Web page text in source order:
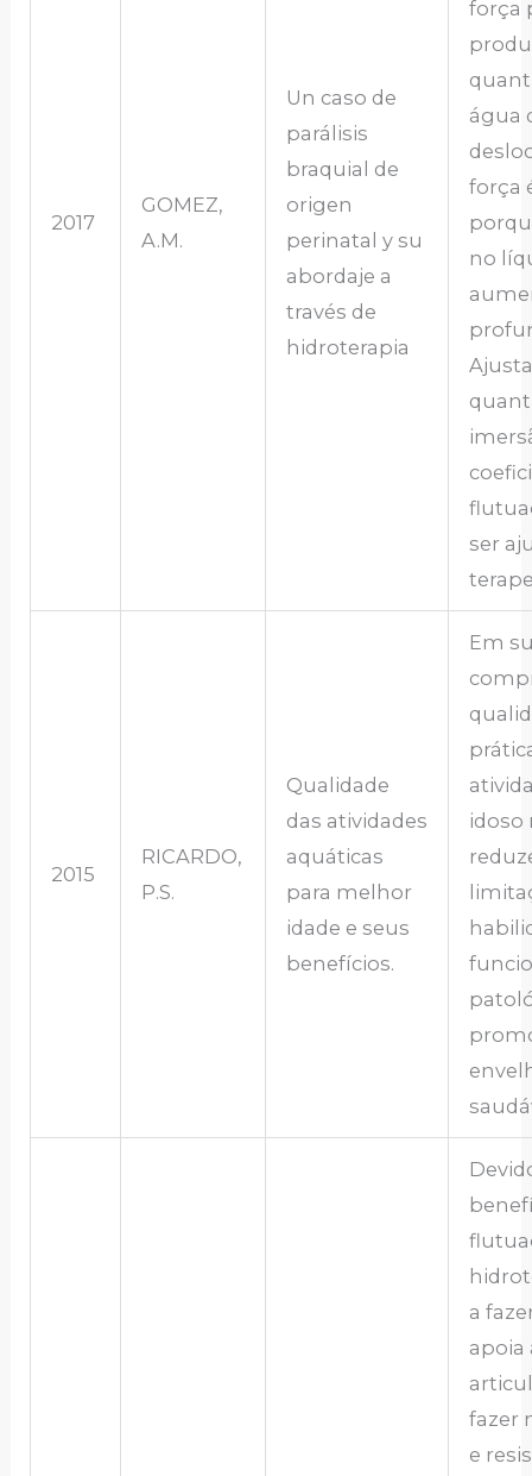
2017
GOMEZ,
A.M.
Un caso de
parálisis
braquial de
origen
perinatal y su
abordaje a
través de
hidroterapia
força
água
força
no
ser
2015
RICARDO,
P.S.
Qualidade
das atividades
aquáticas
para melhor
idade e seus
benefícios.
Em
idoso
a
apoia
fazer
e